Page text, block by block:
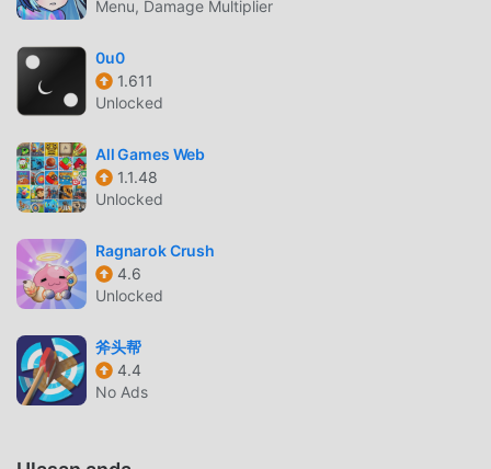
tradisional casual game, diSpace Decor Villa, Anda hanya
perlu melalui tutorial pemula, sehingga Anda dapat dengan
mudah memulai seluruh permainan dan menikmati
kesenangan yang dibawa secara klasik casual game Space
Decor Villa 6.0.0. Pada saat yang sama, moddroid telah
secara khusus membangun platform untuk casual pecinta
game, memungkinkan Anda untuk berkomunikasi dan
berbagi dengan semua casual pecinta game di seluruh
dan nikmati casual permainan dengan semua mitra global
menjadi bahagia
LAYAR INDAH
Seperti tradisional casual game, Space Decor Villa
memiliki gaya seni yang unik, dan grafik, peta, dan
Menu, Damage Multiplier
0u0
1.611
Unlocked
All Games Web
1.1.48
Unlocked
Ragnarok Crush
4.6
Unlocked
斧头帮
4.4
No Ads